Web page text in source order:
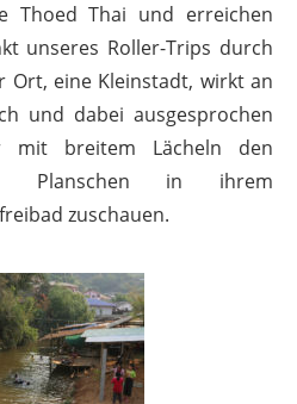
Thoed Thai und erreichen
unseres Roller-Trips durch
Ort, eine Kleinstadt, wirkt an
und dabei ausgesprochen
mit breitem Lächeln den
Planschen in ihrem
zuschauen.